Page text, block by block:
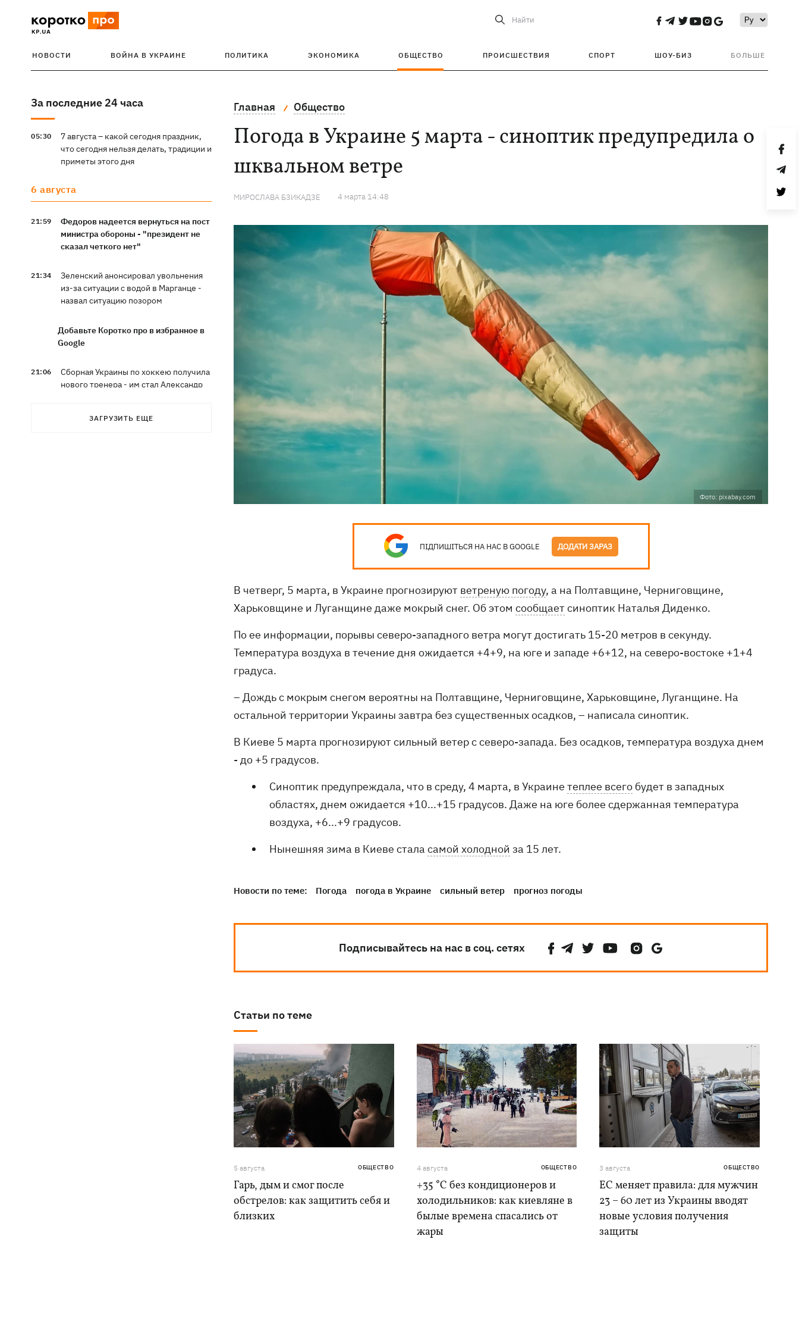
Найти
НОВОСТИ ВОЙНА В УКРАИНЕ ПОЛИТИКА ЭКОНОМИКА ОБЩЕСТВО ПРОИСШЕСТВИЯ СПОРТ ШОУ-БИЗ БОЛЬШЕ
За последние 24 часа
05:30
7 августа – какой сегодня праздник,
что сегодня нельзя делать, традиции и
приметы этого дня
6 августа
21:59
Федоров надеется вернуться на пост
министра обороны - "президент не
сказал четкого нет"
21:34
Зеленский анонсировал увольнения
из-за ситуации с водой в Марганце -
назвал ситуацию позором
Добавьте Коротко про в избранное в
Google
21:06
Сборная Украины по хоккею получила
нового тренера - им стал Александр
ЗАГРУЗИТЬ ЕЩЕ
Главная Общество
Погода в Украине 5 марта - синоптик предупредила о
шквальном ветре
МИРОСЛАВА БЗИКАДЗЕ 4 марта 14:48
Фото: pixabay.com
ПІДПИШІТЬСЯ НА НАС В GOOGLE ДОДАТИ ЗАРАЗ
В четверг, 5 марта, в Украине прогнозируют ветреную погоду, а на Полтавщине, Черниговщине,
Харьковщине и Луганщине даже мокрый снег. Об этом сообщаетсиноптик Наталья Диденко.
По ее информации, порывы северо-западного ветра могут достигать 15-20 метров в секунду.
Температура воздуха в течение дня ожидается +4+9, на юге и западе +6+12, на северо-востоке +1+4
градуса.
– Дождь с мокрым снегом вероятны на Полтавщине, Черниговщине, Харьковщине, Луганщине. На
остальной территории Украины завтра без существенных осадков, – написала синоптик.
В Киеве 5 марта прогнозируют сильный ветер с северо-запада. Без осадков, температура воздуха днем
- ​​до +5 градусов.
Синоптик предупреждала, что в среду, 4 марта, в Украине теплее всего будет в западных
областях, днем ожидается ​​+10...+15 градусов. Даже на юге более сдержанная температура
воздуха, +6...+9 градусов.
Нынешняя зима в Киеве стала самой холодной за 15 лет.
Новости по теме: Погода погода в Украине сильный ветер прогноз погоды
Подписывайтесь на нас в соц. сетях
Статьи по теме
5 августа ОБЩЕСТВО
Гарь, дым и смог после
обстрелов: как защитить себя и
близких
4 августа ОБЩЕСТВО
+35 °C без кондиционеров и
холодильников: как киевляне в
былые времена спасались от
жары
3 августа ОБЩЕСТВО
ЕС меняет правила: для мужчин
23 – 60 лет из Украины вводят
новые условия получения
защиты